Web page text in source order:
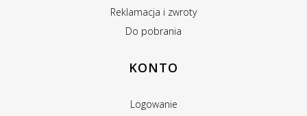
Reklamacja i zwroty
Do pobrania
KONTO
Logowanie